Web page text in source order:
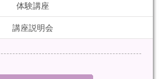
体験講座
講座説明会